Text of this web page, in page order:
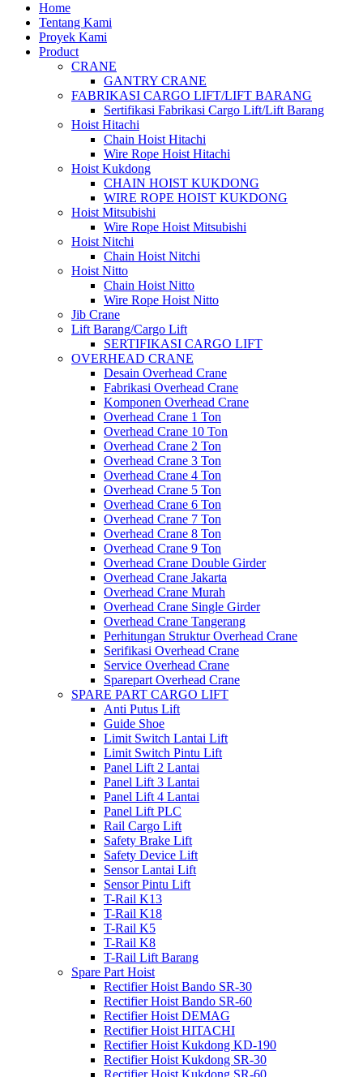
Home
Tentang Kami
Proyek Kami
Product
CRANE
GANTRY CRANE
FABRIKASI CARGO LIFT/LIFT BARANG
Sertifikasi Fabrikasi Cargo Lift/Lift Barang
Hoist Hitachi
Chain Hoist Hitachi
Wire Rope Hoist Hitachi
Hoist Kukdong
CHAIN HOIST KUKDONG
WIRE ROPE HOIST KUKDONG
Hoist Mitsubishi
Wire Rope Hoist Mitsubishi
Hoist Nitchi
Chain Hoist Nitchi
Hoist Nitto
Chain Hoist Nitto
Wire Rope Hoist Nitto
Jib Crane
Lift Barang/Cargo Lift
SERTIFIKASI CARGO LIFT
OVERHEAD CRANE
Desain Overhead Crane
Fabrikasi Overhead Crane
Komponen Overhead Crane
Overhead Crane 1 Ton
Overhead Crane 10 Ton
Overhead Crane 2 Ton
Overhead Crane 3 Ton
Overhead Crane 4 Ton
Overhead Crane 5 Ton
Overhead Crane 6 Ton
Overhead Crane 7 Ton
Overhead Crane 8 Ton
Overhead Crane 9 Ton
Overhead Crane Double Girder
Overhead Crane Jakarta
Overhead Crane Murah
Overhead Crane Single Girder
Overhead Crane Tangerang
Perhitungan Struktur Overhead Crane
Serifikasi Overhead Crane
Service Overhead Crane
Sparepart Overhead Crane
SPARE PART CARGO LIFT
Anti Putus Lift
Guide Shoe
Limit Switch Lantai Lift
Limit Switch Pintu Lift
Panel Lift 2 Lantai
Panel Lift 3 Lantai
Panel Lift 4 Lantai
Panel Lift PLC
Rail Cargo Lift
Safety Brake Lift
Safety Device Lift
Sensor Lantai Lift
Sensor Pintu Lift
T-Rail K13
T-Rail K18
T-Rail K5
T-Rail K8
T-Rail Lift Barang
Spare Part Hoist
Rectifier Hoist Bando SR-30
Rectifier Hoist Bando SR-60
Rectifier Hoist DEMAG
Rectifier Hoist HITACHI
Rectifier Hoist Kukdong KD-190
Rectifier Hoist Kukdong SR-30